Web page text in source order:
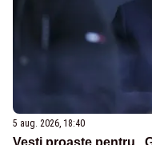
5 aug. 2026, 18:40